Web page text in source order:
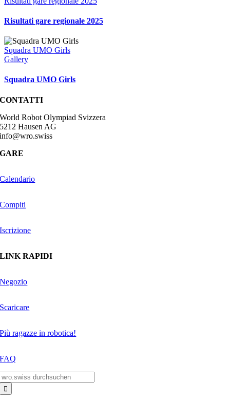
Risultati gare regionale 2025
Squadra UMO Girls
Gallery
Squadra UMO Girls
CONTATTI
World Robot Olympiad Svizzera
5212 Hausen AG
info@wro.swiss
GARE
Calendario
Compiti
Iscrizione
LINK RAPIDI
Negozio
Scaricare
Più ragazze in robotica!
FAQ